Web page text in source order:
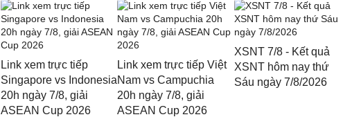
Link xem trực tiếp
Singapore vs Indonesia
20h ngày 7/8, giải
ASEAN Cup 2026
Link xem trực tiếp Việt
Nam vs Campuchia
20h ngày 7/8, giải
ASEAN Cup 2026
XSNT 7/8 - Kết quả
XSNT hôm nay thứ
Sáu ngày 7/8/2026